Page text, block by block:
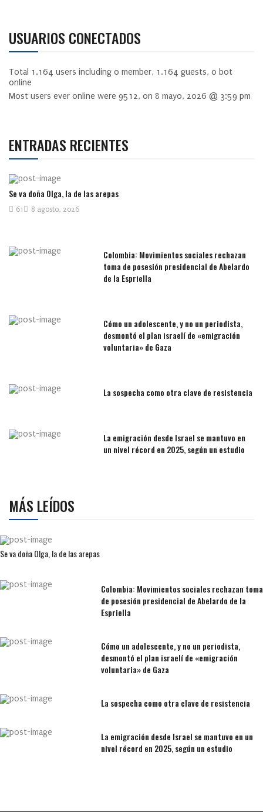
USUARIOS CONECTADOS
Total 1.164 users including 0 member, 1.164 guests, 0 bot
online
Most users ever online were 9512, on 8 mayo, 2026 @ 3:59 pm
ENTRADAS RECIENTES
Se va doña Olga, la de las arepas
8 agosto, 2026
61
Colombia: Movimientos sociales rechazan
toma de posesión presidencial de Abelardo
de la Espriella
Cómo un adolescente, y no un periodista,
desmontó el plan israelí de «emigración
voluntaria» de Gaza
La sospecha como otra clave de resistencia
La emigración desde Israel se mantuvo en
un nivel récord en 2025, según un estudio
MÁS LEÍDOS
Se va doña Olga, la de las arepas
Colombia: Movimientos sociales rechazan toma
de posesión presidencial de Abelardo de la
Espriella
Cómo un adolescente, y no un periodista,
desmontó el plan israelí de «emigración
voluntaria» de Gaza
La sospecha como otra clave de resistencia
La emigración desde Israel se mantuvo en un
nivel récord en 2025, según un estudio